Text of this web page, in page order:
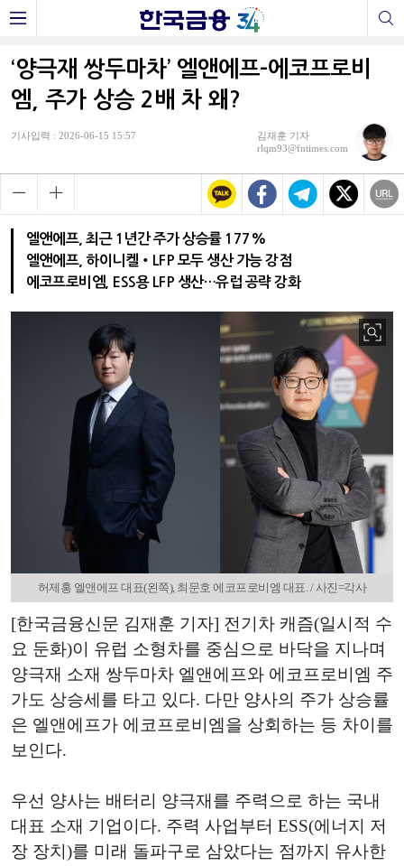
‘양극재 쌍두마차’ 엘앤에프-에코프로비
엠, 주가 상승 2배 차 왜?
기사입력 : 2026-06-15 15:57
김재훈 기자
rlqm93@fntimes.com
엘앤에프, 최근 1년간 주가 상승률 177%
엘앤에프, 하이니켈‧LFP 모두 생산 가능 강점
에코프로비엠, ESS용 LFP 생산…유럽 공략 강화
허제홍 엘앤에프 대표(왼쪽), 최문호 에코프로비엠 대표. / 사진=각사
[한국금융신문 김재훈 기자] 전기차 캐즘(일시적 수
요 둔화)이 유럽 소형차를 중심으로 바닥을 지나며
양극재 소재 쌍두마차 엘앤에프와 에코프로비엠 주
가도 상승세를 타고 있다. 다만 양사의 주가 상승률
은 엘앤에프가 에코프로비엠을 상회하는 등 차이를
보인다.
우선 양사는 배터리 양극재를 주력으로 하는 국내
대표 소재 기업이다. 주력 사업부터 ESS(에너지 저
장 장치)를 미래 돌파구로 삼았다는 점까지 유사한